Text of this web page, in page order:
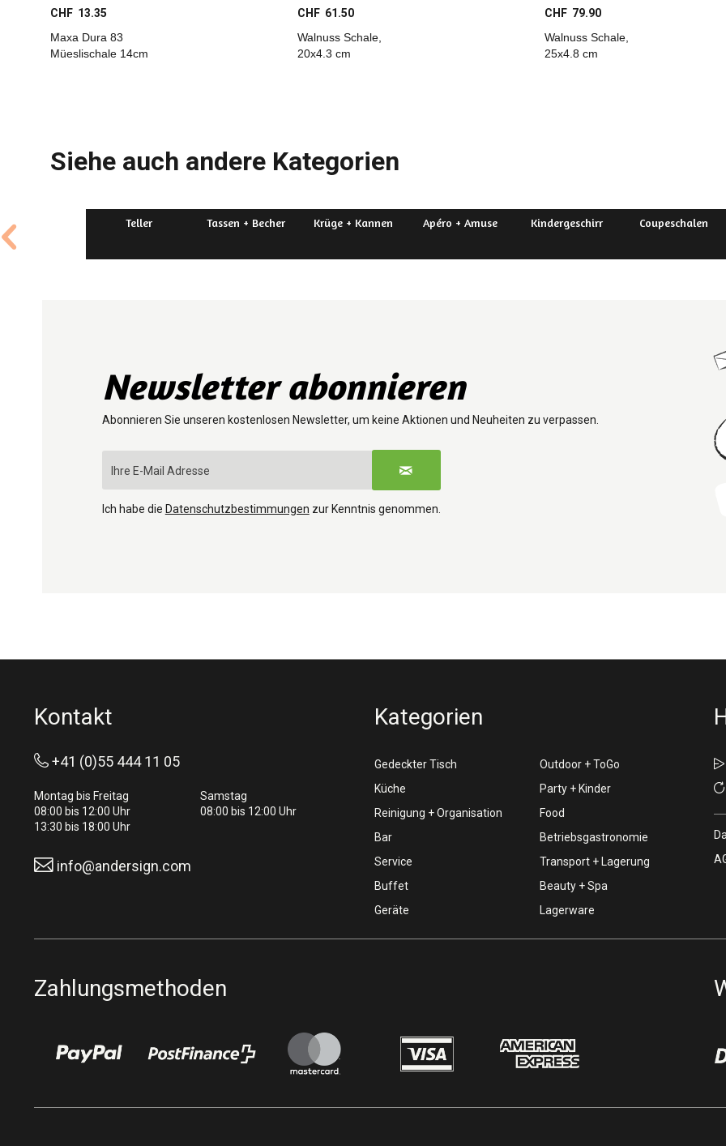
CHF 13.35
Maxa Dura 83
Müeslischale 14cm
CHF 61.50
Walnuss Schale,
20x4.3 cm
CHF 79.90
Walnuss Schale,
25x4.8 cm
Siehe auch andere Kategorien
Teller Tassen + Becher Krüge + Kannen Apéro + Amuse Kindergeschirr Coupeschalen
Newsletter abonnieren
Abonnieren Sie unseren kostenlosen Newsletter, um keine Aktionen und Neuheiten zu verpassen.
Ich habe die Datenschutzbestimmungen zur Kenntnis genommen.
Kontakt
+41 (0)55 444 11 05
Montag bis Freitag
08:00 bis 12:00 Uhr
13:30 bis 18:00 Uhr
Samstag
08:00 bis 12:00 Uhr
info@andersign.com
Kategorien
Gedeckter Tisch
Outdoor + ToGo
Küche
Party + Kinder
Reinigung + Organisation
Food
Bar
Betriebsgastronomie
Service
Transport + Lagerung
Buffet
Beauty + Spa
Geräte
Lagerware
Zahlungsmethoden